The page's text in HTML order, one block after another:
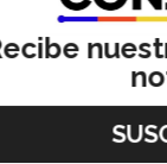
tú debes
destaca es